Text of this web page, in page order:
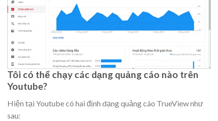
Tôi có thể chạy các dạng quảng cáo nào trên
Youtube?
Hiện tại Youtube có hai định dạng quảng cáo TrueView như
sau: